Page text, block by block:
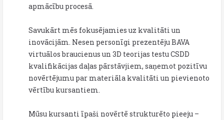
apmācību procesā.
Savukārt mēs fokusējamies uz kvalitāti un
inovācijām. Nesen personīgi prezentēju BAVA
virtuālos braucienus un 3D teorijas testu CSDD
kvalifikācijas daļas pārstāvjiem, saņemot pozitīvu
novērtējumu par materiāla kvalitāti un pievienoto
vērtību kursantiem.
Mūsu kursanti īpaši novērtē strukturēto pieeju –